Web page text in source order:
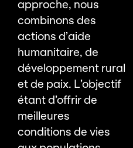
approche, nous
combinons des
actions d’aide
humanitaire, de
développement rural
et de paix. L’objectif
étant d’offrir de
meilleures
conditions de vies